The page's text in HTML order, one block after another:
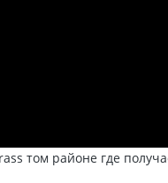
том районе где